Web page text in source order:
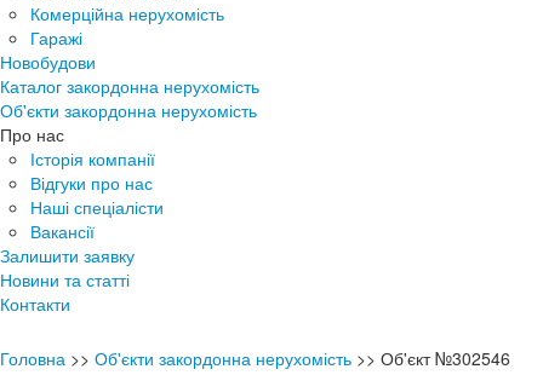
Комерційна нерухомість
Гаражі
Новобудови
Каталог закордонна нерухомість
Об'єкти закордонна нерухомість
Про нас
Історія компанії
Відгуки про нас
Наші спеціалісти
Вакансії
Залишити заявку
Новини та статті
Контакти
Головна >> Об'єкти закордонна нерухомість >> Об'єкт №302546